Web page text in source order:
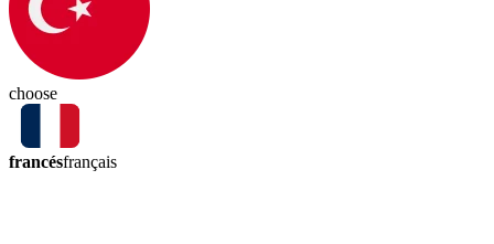
choose
francésfrançais